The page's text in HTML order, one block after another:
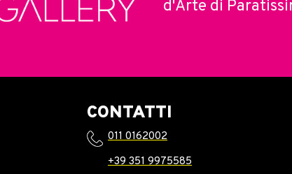
d'Arte di
CONTATTI
011 0162002
+39 351 9975585